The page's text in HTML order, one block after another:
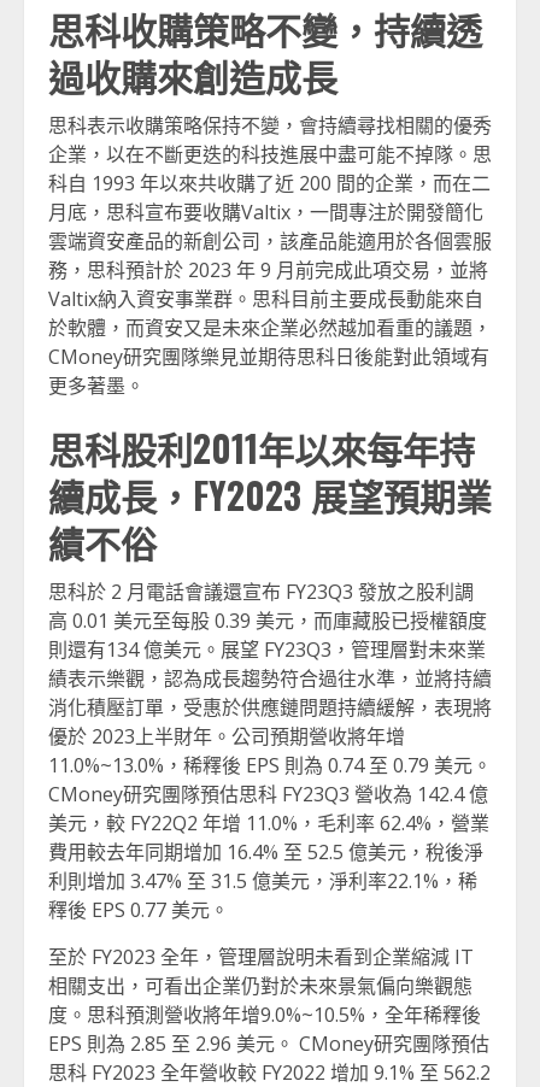
思科收購策略不變，持續透
過收購來創造成長
思科表示收購策略保持不變，會持續尋找相關的優秀
企業，以在不斷更迭的科技進展中盡可能不掉隊。思
科自 1993 年以來共收購了近 200 間的企業，而在二
月底，思科宣布要收購Valtix，一間專注於開發簡化
雲端資安產品的新創公司，該產品能適用於各個雲服
務，思科預計於 2023 年 9 月前完成此項交易，並將
Valtix納入資安事業群。思科目前主要成長動能來自
於軟體，而資安又是未來企業必然越加看重的議題，
CMoney研究團隊樂見並期待思科日後能對此領域有
更多著墨。
思科股利2011年以來每年持
續成長，FY2023 展望預期業
績不俗
思科於 2 月電話會議還宣布 FY23Q3 發放之股利調
高 0.01 美元至每股 0.39 美元，而庫藏股已授權額度
則還有134 億美元。展望 FY23Q3，管理層對未來業
績表示樂觀，認為成長趨勢符合過往水準，並將持續
消化積壓訂單，受惠於供應鏈問題持續緩解，表現將
優於 2023上半財年。公司預期營收將年增
11.0%~13.0%，稀釋後 EPS 則為 0.74 至 0.79 美元。
CMoney研究團隊預估思科 FY23Q3 營收為 142.4 億
美元，較 FY22Q2 年增 11.0%，毛利率 62.4%，營業
費用較去年同期增加 16.4% 至 52.5 億美元，稅後淨
利則增加 3.47% 至 31.5 億美元，淨利率22.1%，稀
釋後 EPS 0.77 美元。
至於 FY2023 全年，管理層說明未看到企業縮減 IT
相關支出，可看出企業仍對於未來景氣偏向樂觀態
度。思科預測營收將年增9.0%~10.5%，全年稀釋後
EPS 則為 2.85 至 2.96 美元。 CMoney研究團隊預估
思科 FY2023 全年營收較 FY2022 增加 9.1% 至 562.2